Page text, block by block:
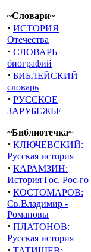
~Словари~
· ИСТОРИЯ
Отечества
· СЛОВАРЬ
биографий
· БИБЛЕЙСКИЙ
словарь
· РУССКОЕ
ЗАРУБЕЖЬЕ
~Библиотечка~
· КЛЮЧЕВСКИЙ:
Русская история
· КАРАМЗИН:
История Гос. Рос-го
· КОСТОМАРОВ:
Св.Владимир -
Романовы
· ПЛАТОНОВ:
Русская история